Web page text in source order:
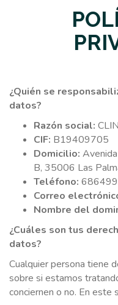
¿Quién se
datos?
Razón social:
CIF: B19409705
Domicilio:
B, 35006 Las
Teléfono:
Correo
Nombre del
¿Cuáles son tus
datos?
Cualquier persona tiene
sobre si estamos
conciernen o no. En este